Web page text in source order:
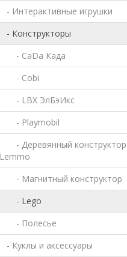
- Интерактивные игрушки
- Конструкторы
- CaDa Када
- Cobi
- LBX ЭлБэИкс
- Playmobil
- Деревянный конструктор
Lemmo
- Магнитный конструктор
- Lego
- Полесье
- Куклы и аксессуары